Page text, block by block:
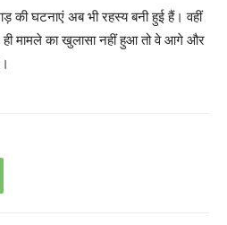
की घटनाएं अब भी रहस्य बनी हुई हैं। वहीं
ही मामले का खुलासा नहीं हुआ तो वे आगे और